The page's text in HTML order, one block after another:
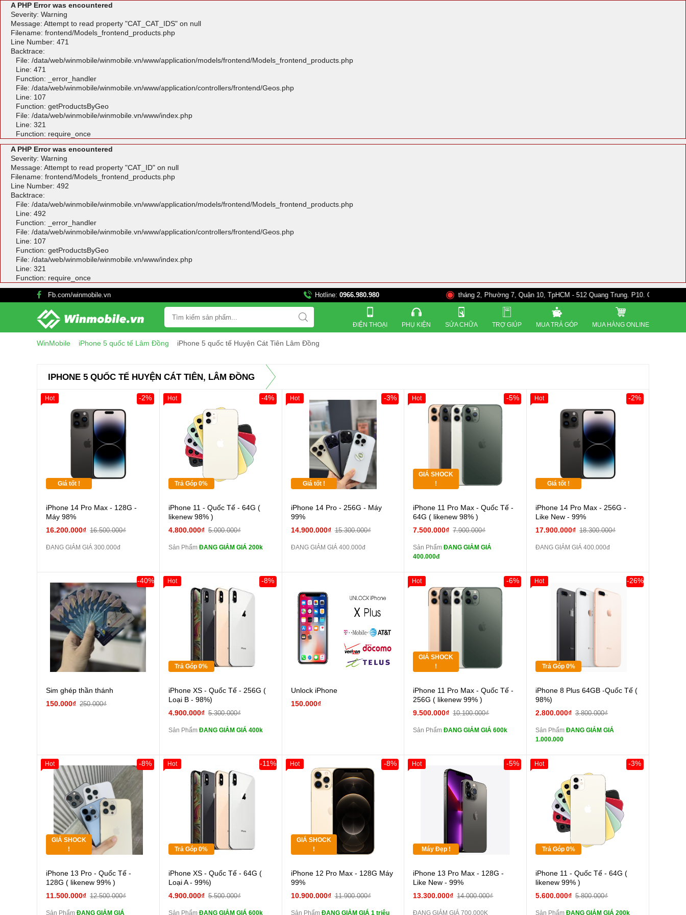
A PHP Error was encountered
Severity: Warning
Message: Attempt to read property "CAT_CAT_IDS" on null
Filename: frontend/Models_frontend_products.php
Line Number: 471
Backtrace:
File: /data/web/winmobile/winmobile.vn/www/application/models/frontend/Models_frontend_products.php
Line: 471
Function: _error_handler
File: /data/web/winmobile/winmobile.vn/www/application/controllers/frontend/Geos.php
Line: 107
Function: getProductsByGeo
File: /data/web/winmobile/winmobile.vn/www/index.php
Line: 321
Function: require_once
A PHP Error was encountered
Severity: Warning
Message: Attempt to read property "CAT_ID" on null
Filename: frontend/Models_frontend_products.php
Line Number: 492
Backtrace:
File: /data/web/winmobile/winmobile.vn/www/application/models/frontend/Models_frontend_products.php
Line: 492
Function: _error_handler
File: /data/web/winmobile/winmobile.vn/www/application/controllers/frontend/Geos.php
Line: 107
Function: getProductsByGeo
File: /data/web/winmobile/winmobile.vn/www/index.php
Line: 321
Function: require_once
Fb.com/winmobile.vn Hotline: 0966.980.980 821 Đường 3 tháng 2, Phường 7, Quận 10, TpHCM - 512 Quang Trung. P10. Gò Vấp - 528A Trường
ĐIỆN THOẠI PHỤ KIỆN SỬA CHỮA TRỢ GIÚP MUA TRẢ GÓP MUA HÀNG ONLINE
WinMobile iPhone 5 quốc tế Lâm Đồng iPhone 5 quốc tế Huyện Cát Tiên Lâm Đồng
IPHONE 5 QUỐC TẾ HUYỆN CÁT TIÊN, LÂM ĐỒNG
Giá tốt !
iPhone 14 Pro Max - 128G -
Máy 98%
16.200.000₫ 16.500.000₫
-2%
ĐANG GIẢM GIÁ 300.000đ
Hot
Trả Góp 0%
Giảm 100.000đ
Khách Hàng
Thân Thiết
Tặng
Tặng
Tặng
Cường lực 10D full
màn
tai nghe iPhone 6S
Pin dự phòng và
các Phụ Kiện Khác
iPhone 11 - Quốc Tế - 64G (
likenew 98% )
4.800.000₫ 5.000.000₫
-4%
Sản Phẩm ĐANG GIẢM GIÁ 200k
Hot
Giá tốt !
iPhone 14 Pro - 256G - Máy
99%
14.900.000₫ 15.300.000₫
-3%
ĐANG GIẢM GIÁ 400.000đ
Hot
GIÁ SHOCK
!
Giảm 100.000đ
Khách Hàng
Thân Thiết
Cường lực 10D full
màn
tai nghe iPhone 6S
Pin dự phòng và
các Phụ Kiện Khác
iPhone 11 Pro Max - Quốc Tế -
64G ( likenew 98% )
7.500.000₫ 7.900.000₫
-5%
Sản PhẩmĐANG GIẢM GIÁ
400.000đ
Hot
Giá tốt !
iPhone 14 Pro Max - 256G -
Like New - 99%
17.900.000₫ 18.300.000₫
-2%
ĐANG GIẢM GIÁ 400.000đ
Hot
Sim ghép thần thánh
150.000₫ 250.000₫
-40%
Trả Góp 0%
Giảm 100.000đ
Khách Hàng
Thân Thiết
Tặng
Tặng
Cường lực 10D full
màn
tai nghe iPhone 6S
Pin dự phòng và
các Phụ Kiện Khác
iPhone XS - Quốc Tế - 256G (
Loại B - 98%)
4.900.000₫ 5.300.000₫
-8%
Sản Phẩm ĐANG GIẢM GIÁ 400k
Hot
Unlock iPhone
150.000₫
GIÁ SHOCK
!
Giảm 100.000đ
Khách Hàng
Thân Thiết
Cường lực 10D full
màn
tai nghe iPhone 6S
Pin dự phòng và
các Phụ Kiện Khác
iPhone 11 Pro Max - Quốc Tế -
256G ( likenew 99% )
9.500.000₫ 10.100.000₫
-6%
Sản PhẩmĐANG GIẢM GIÁ 600k
Hot
Trả Góp 0%
Giảm 100.000đ
Khách Hàng
Tặng
Cường lực 10D full
màn
tai nghe iPhone 6S
Pin dự phòng và
các Phụ Kiện Khác
iPhone 8 Plus 64GB -Quốc Tế (
98%)
2.800.000₫ 3.800.000₫
-26%
Sản PhẩmĐANG GIẢM GIÁ
1.000.000
Hot
GIÁ SHOCK
!
Giảm 100.000đ
Khách Hàng
Thân Thiết
Tặng
Tặng
Cường lực 10D full
màn
tai nghe iPhone 6S
iPhone 13 Pro - Quốc Tế -
128G ( likenew 99% )
11.500.000₫ 12.500.000₫
-8%
Sản Phẩm ĐANG GIẢM GIÁ
Hot
Trả Góp 0%
Giảm 100.000đ
Khách Hàng
Thân Thiết
Tặng
Tặng
Cường lực 10D full
màn
tai nghe iPhone 6S
iPhone XS - Quốc Tế - 64G (
Loại A - 99%)
4.900.000₫ 5.500.000₫
-11%
Sản Phẩm ĐANG GIẢM GIÁ 600k
Hot
GIÁ SHOCK
!
Giảm 100.000đ
Khách Hàng
Thân Thiết
Cường lực 10D full
màn
tai nghe iPhone 6S
iPhone 12 Pro Max - 128G Máy
99%
10.900.000₫ 11.900.000₫
-8%
Sản Phẩm ĐANG GIẢM GIÁ 1 triệu
Hot
Máy Đẹp !
iPhone 13 Pro Max - 128G -
Like New - 99%
13.300.000₫ 14.000.000₫
-5%
ĐANG GIẢM GIÁ 700.000K
Hot
Trả Góp 0%
Giảm 100.000đ
Khách Hàng
Thân Thiết
Tặng
Tặng
Tặng
Cường lực 10D full
màn
tai nghe iPhone 6S
iPhone 11 - Quốc Tế - 64G (
likenew 99% )
5.600.000₫ 5.800.000₫
-3%
Sản PhẩmĐANG GIẢM GIÁ 200k
Hot